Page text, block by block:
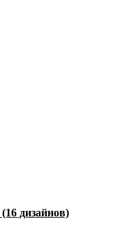
(16 дизайнов)